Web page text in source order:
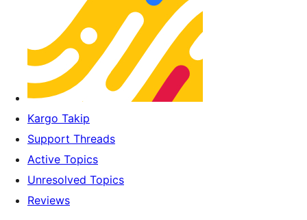
Kargo Takip
Support Threads
Active Topics
Unresolved Topics
Reviews